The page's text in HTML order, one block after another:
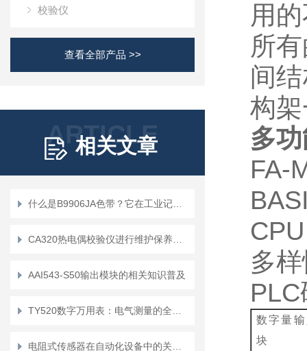
校验仪
查看全部产品 >>
ARTICLE
相关文章
AAI543-S50输出模块的相关知识普及
用
所
间
构
多
FA-
CPU
多
PLC
数字量
块